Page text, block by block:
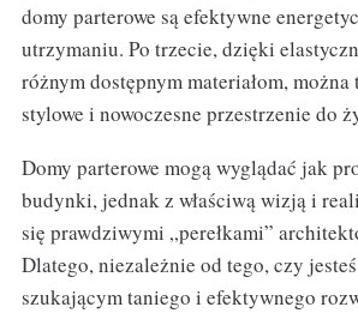
domy parterowe są efektywne
utrzymaniu. Po trzecie, dzięki
różnym dostępnym materiałom,
stylowe i nowoczesne przestrzenie do
Domy parterowe mogą wyglądać jak
budynki, jednak z właściwą wizją i
się prawdziwymi „perełkami”
Dlatego, niezależnie od tego, czy
szukającym taniego i efektywnego